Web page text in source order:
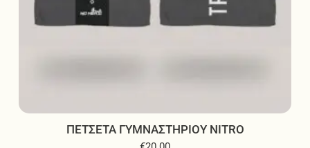
ΠΕΤΣΕΤΑ ΓΥΜΝΑΣΤΗΡΙΟΥ NITRO